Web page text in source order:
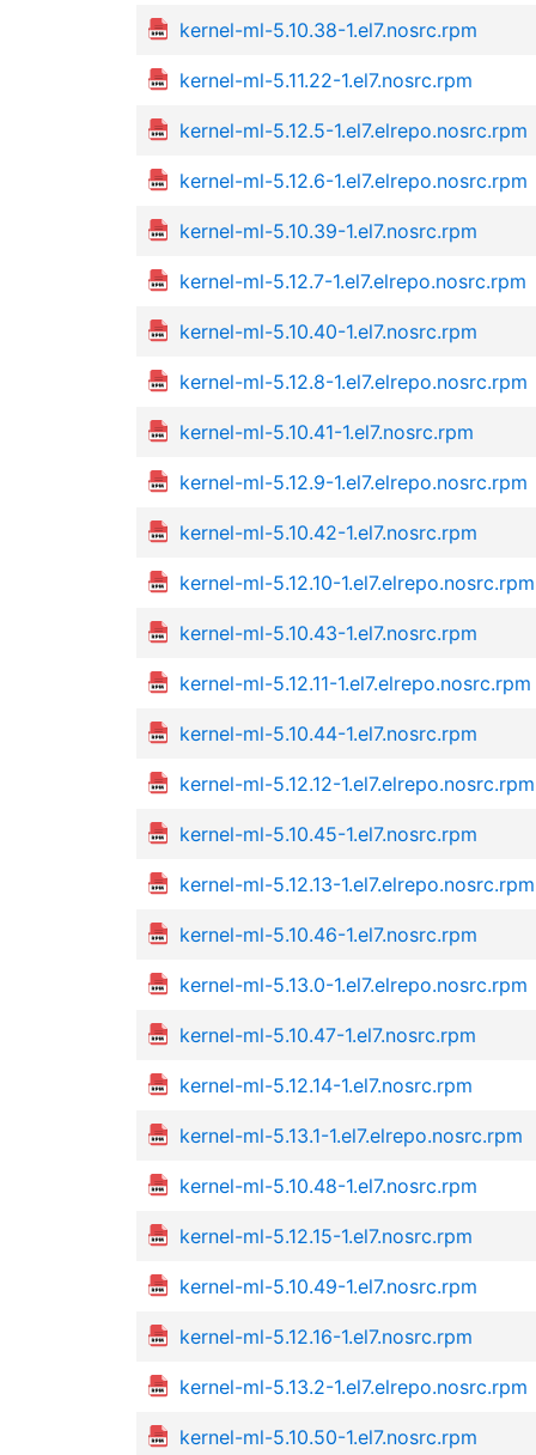
kernel-ml-5.10.38-1.el7.nosrc.rpm
kernel-ml-5.11.22-1.el7.nosrc.rpm
kernel-ml-5.12.5-1.el7.elrepo.nosrc.rpm
kernel-ml-5.12.6-1.el7.elrepo.nosrc.rpm
kernel-ml-5.10.39-1.el7.nosrc.rpm
kernel-ml-5.12.7-1.el7.elrepo.nosrc.rpm
kernel-ml-5.10.40-1.el7.nosrc.rpm
kernel-ml-5.12.8-1.el7.elrepo.nosrc.rpm
kernel-ml-5.10.41-1.el7.nosrc.rpm
kernel-ml-5.12.9-1.el7.elrepo.nosrc.rpm
kernel-ml-5.10.42-1.el7.nosrc.rpm
kernel-ml-5.12.10-1.el7.elrepo.nosrc.rpm
kernel-ml-5.10.43-1.el7.nosrc.rpm
kernel-ml-5.12.11-1.el7.elrepo.nosrc.rpm
kernel-ml-5.10.44-1.el7.nosrc.rpm
kernel-ml-5.12.12-1.el7.elrepo.nosrc.rpm
kernel-ml-5.10.45-1.el7.nosrc.rpm
kernel-ml-5.12.13-1.el7.elrepo.nosrc.rpm
kernel-ml-5.10.46-1.el7.nosrc.rpm
kernel-ml-5.13.0-1.el7.elrepo.nosrc.rpm
kernel-ml-5.10.47-1.el7.nosrc.rpm
kernel-ml-5.12.14-1.el7.nosrc.rpm
kernel-ml-5.13.1-1.el7.elrepo.nosrc.rpm
kernel-ml-5.10.48-1.el7.nosrc.rpm
kernel-ml-5.12.15-1.el7.nosrc.rpm
kernel-ml-5.10.49-1.el7.nosrc.rpm
kernel-ml-5.12.16-1.el7.nosrc.rpm
kernel-ml-5.13.2-1.el7.elrepo.nosrc.rpm
kernel-ml-5.10.50-1.el7.nosrc.rpm